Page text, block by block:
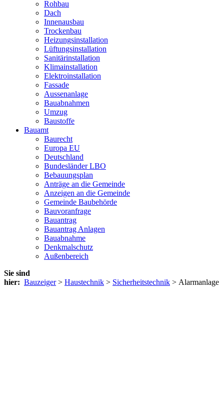
Rohbau
Dach
Innenausbau
Trockenbau
Heizungsinstallation
Lüftungsinstallation
Sanitärinstallation
Klimainstallation
Elektroinstallation
Fassade
Aussenanlage
Bauabnahmen
Umzug
Baustoffe
Bauamt
Baurecht
Europa EU
Deutschland
Bundesländer LBO
Bebauungsplan
Anträge an die Gemeinde
Anzeigen an die Gemeinde
Gemeinde Baubehörde
Bauvoranfrage
Bauantrag
Bauantrag Anlagen
Bauabnahme
Denkmalschutz
Außenbereich
Sie sind
hier: Bauzeiger> Haustechnik > Sicherheitstechnik > Alarmanlage